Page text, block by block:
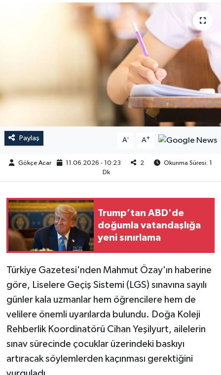
Paylaş A- A+
Gökçe Acar 11.06.2026 - 10:23 2
Okunma Süresi: 1
Dk
Trump’tan ABD'de
doğumla vatandaşlığa
yeni sınırlama
Türkiye Gazetesi'nden Mahmut Özay'ın haberine
göre, Liselere Geçiş Sistemi (LGS) sınavına sayılı
günler kala uzmanlar hem öğrencilere hem de
velilere önemli uyarılarda bulundu. Doğa Koleji
Rehberlik Koordinatörü Cihan Yeşilyurt, ailelerin
sınav sürecinde çocuklar üzerindeki baskıyı
artıracak söylemlerden kaçınması gerektiğini